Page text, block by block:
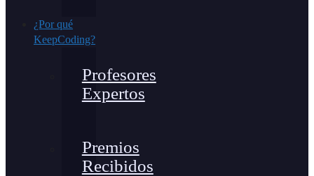
¿Por qué
KeepCoding?
Profesores
Expertos
Premios
Recibidos